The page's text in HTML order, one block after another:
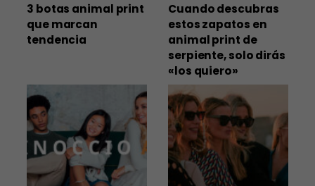
3 botas animal print
que marcan
tendencia
Cuando descubras
estos zapatos en
animal print de
serpiente, solo dirás
«los quiero»